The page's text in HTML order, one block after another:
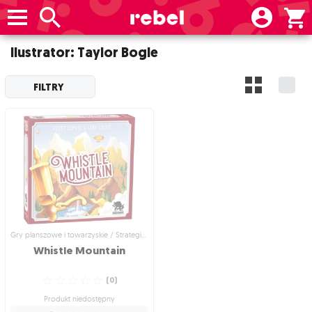
Ilustrator: Taylor Bogle
FILTRY
Gry planszowe i towarzyskie / Strategiczne gry planszowe
Whistle Mountain
(0)
Produkt niedostępny